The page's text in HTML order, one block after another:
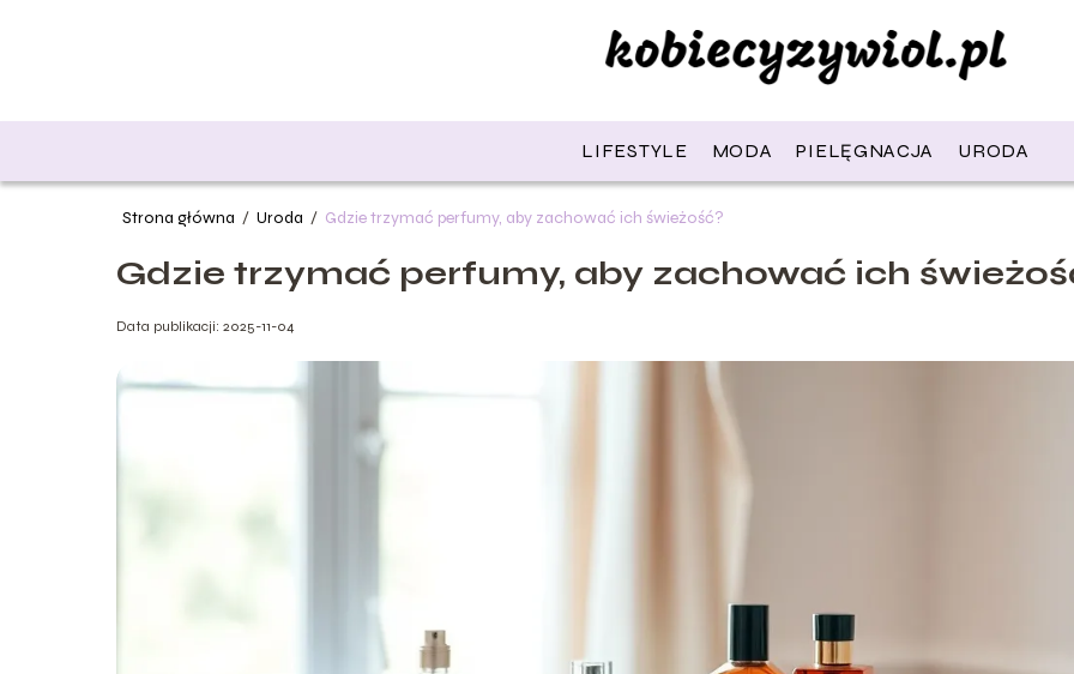
LIFESTYLE MODA PIELĘGNACJA URODA
Strona główna / Uroda / Gdzie trzymać perfumy, aby zachować ich świeżość?
Gdzie trzymać perfumy, aby zachować ich
Data publikacji: 2025-11-04